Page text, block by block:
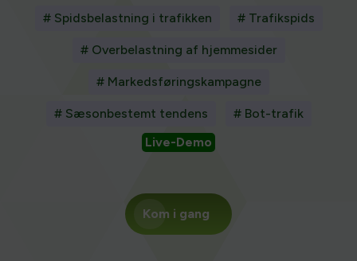
# Spidsbelastning i trafikken # Trafikspids
# Overbelastning af hjemmesider
# Markedsføringskampagne
# Sæsonbestemt tendens
# Bot-trafik
Live-Demo
Kom i gang